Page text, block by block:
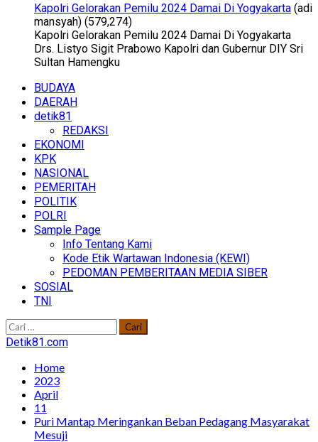
Kapolri Gelorakan Pemilu 2024 Damai Di Yogyakarta (adi
mansyah) (579,274)
Kapolri Gelorakan Pemilu 2024 Damai Di Yogyakarta
Drs. Listyo Sigit Prabowo Kapolri dan Gubernur DIY Sri
Sultan Hamengku
Primary
Menu
BUDAYA
DAERAH
detik81
REDAKSI
EKONOMI
KPK
NASIONAL
PEMERITAH
POLITIK
POLRI
Sample Page
Info Tentang Kami
Kode Etik Wartawan Indonesia (KEWI)
PEDOMAN PEMBERITAAN MEDIA SIBER
SOSIAL
TNI
Cari
untuk:
Detik81.com
Home
2023
April
11
Puri Mantap Meringankan Beban Pedagang Masyarakat
Mesuji